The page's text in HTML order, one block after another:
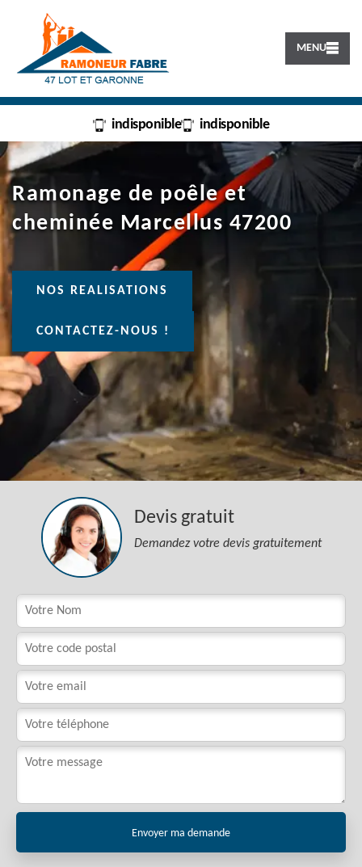
MENU
indisponible indisponible
Ramonage de poêle et
cheminée Marcellus 47200
NOS REALISATIONS
CONTACTEZ-NOUS !
Devis gratuit
Demandez votre devis gratuitement